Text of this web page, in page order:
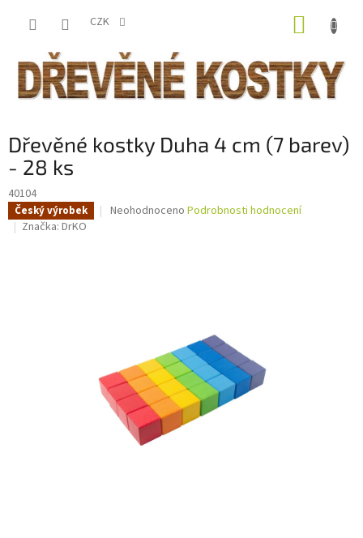
CZK
Dřevěné kostky Duha 4 cm (7 barev)
- 28 ks
40104
Český výrobek
Průměrné
Neohodnoceno Podrobnosti hodnocení
Značka: DrKO